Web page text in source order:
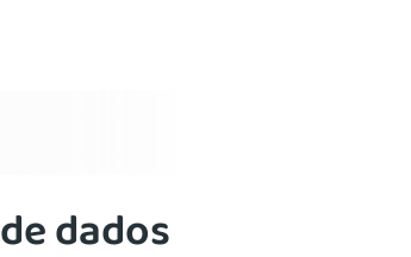
de dados